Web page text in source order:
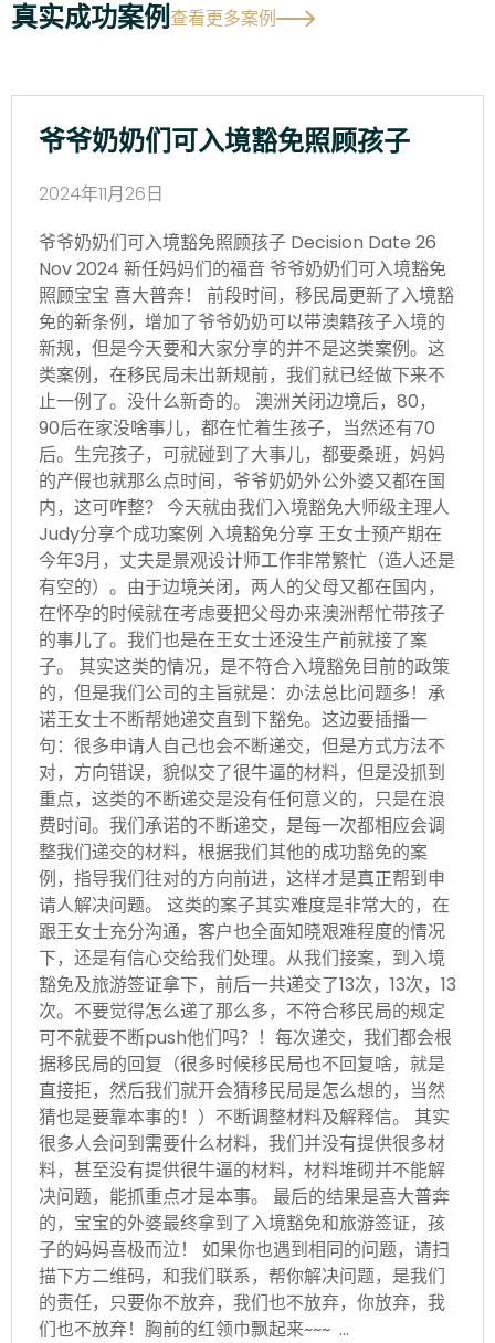
真实成功案例查看更多案例
爷爷奶奶们可入境豁免照顾孩子
2024年11月26日
爷爷奶奶们可入境豁免照顾孩子 Decision Date 26
Nov 2024 新任妈妈们的福音 爷爷奶奶们可入境豁免
照顾宝宝 喜大普奔！ 前段时间，移民局更新了入境豁
免的新条例，增加了爷爷奶奶可以带澳籍孩子入境的
新规，但是今天要和大家分享的并不是这类案例。这
类案例，在移民局未出新规前，我们就已经做下来不
止一例了。没什么新奇的。 澳洲关闭边境后，80，
90后在家没啥事儿，都在忙着生孩子，当然还有70
后。生完孩子，可就碰到了大事儿，都要桑班，妈妈
的产假也就那么点时间，爷爷奶奶外公外婆又都在国
内，这可咋整？ 今天就由我们入境豁免大师级主理人
Judy分享个成功案例 入境豁免分享 王女士预产期在
今年3月，丈夫是景观设计师工作非常繁忙（造人还是
有空的）。由于边境关闭，两人的父母又都在国内，
在怀孕的时候就在考虑要把父母办来澳洲帮忙带孩子
的事儿了。我们也是在王女士还没生产前就接了案
子。 其实这类的情况，是不符合入境豁免目前的政策
的，但是我们公司的主旨就是：办法总比问题多！承
诺王女士不断帮她递交直到下豁免。这边要插播一
句：很多申请人自己也会不断递交，但是方式方法不
对，方向错误，貌似交了很牛逼的材料，但是没抓到
重点，这类的不断递交是没有任何意义的，只是在浪
费时间。我们承诺的不断递交，是每一次都相应会调
整我们递交的材料，根据我们其他的成功豁免的案
例，指导我们往对的方向前进，这样才是真正帮到申
请人解决问题。 这类的案子其实难度是非常大的，在
跟王女士充分沟通，客户也全面知晓艰难程度的情况
下，还是有信心交给我们处理。从我们接案，到入境
豁免及旅游签证拿下，前后一共递交了13次，13次，13
次。不要觉得怎么递了那么多，不符合移民局的规定
可不就要不断push他们吗？！每次递交，我们都会根
据移民局的回复（很多时候移民局也不回复啥，就是
直接拒，然后我们就开会猜移民局是怎么想的，当然
猜也是要靠本事的！）不断调整材料及解释信。 其实
很多人会问到需要什么材料，我们并没有提供很多材
料，甚至没有提供很牛逼的材料，材料堆砌并不能解
决问题，能抓重点才是本事。 最后的结果是喜大普奔
的，宝宝的外婆最终拿到了入境豁免和旅游签证，孩
子的妈妈喜极而泣！ 如果你也遇到相同的问题，请扫
描下方二维码，和我们联系，帮你解决问题，是我们
的责任，只要你不放弃，我们也不放弃，你放弃，我
们也不放弃！胸前的红领巾飘起来~~~ …